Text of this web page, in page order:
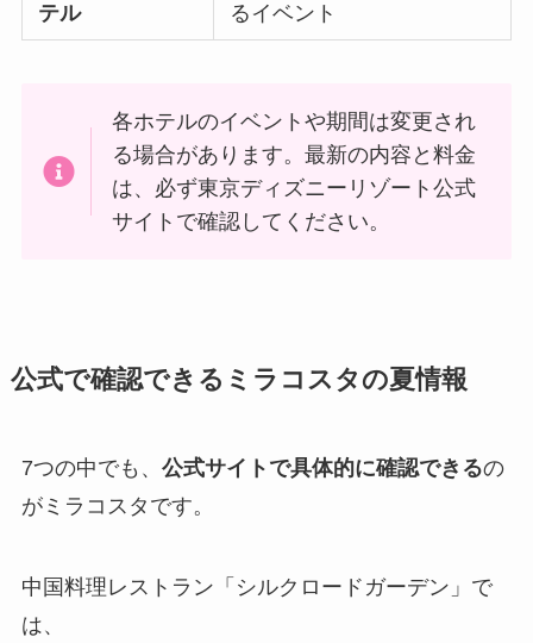
テル
るイベント
各ホテルのイベントや期間は変更され
る場合があります。最新の内容と料金
は、必ず東京ディズニーリゾート公式
サイトで確認してください。
公式で確認できるミラコスタの夏情報
7つの中でも、 公式サイトで具体的に確認できるの
がミラコスタです。
中国料理レストラン「シルクロードガーデン」で
は、